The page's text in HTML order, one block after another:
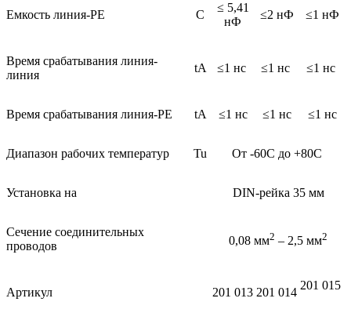
Емкость линия-PE C
≤ 5,41
нФ
≤2 нФ ≤1 нФ
Время срабатывания линия-
линия
tA ≤1 нс ≤1 нс ≤1 нс
Время срабатывания линия-PE tA ≤1 нс ≤1 нс ≤1 нс
Диапазон рабочих температур Tu От -60С до +80С
Установка на DIN-рейка 35 мм
Сечение соединительных
проводов
0,08 мм2 – 2,5 мм2
Артикул 201 013 201 014
201 015